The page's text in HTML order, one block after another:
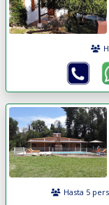
Hasta 5 pers.